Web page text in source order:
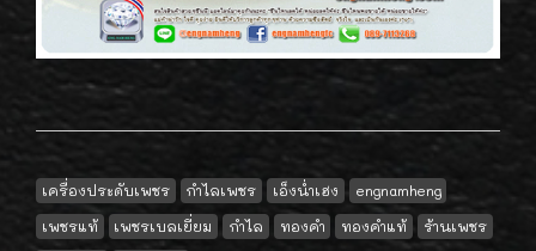
เครื่องประดับเพชร กำไลเพชร เอ็งน่ำเฮง
engnamheng
เพชรแท้
เพชรเบลเยี่ยม กำไล ทองคำ ทองคำแท้
ร้านเพชร